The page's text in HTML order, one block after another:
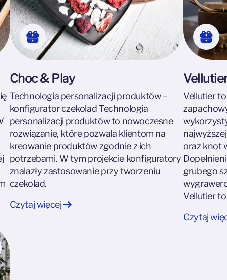
Choc & Play
Technologia personalizacji produktów –
konfigurator czekolad Technologia
personalizacji produktów to nowoczesne
rozwiązanie, które pozwala klientom na
kreowanie produktów zgodnie z ich
potrzebami. W tym projekcie konfiguratory
znalazły zastosowanie przy tworzeniu
czekolad.
Czytaj więcej
Vellutier
oraz knot
grubego
Vellutier
Czytaj